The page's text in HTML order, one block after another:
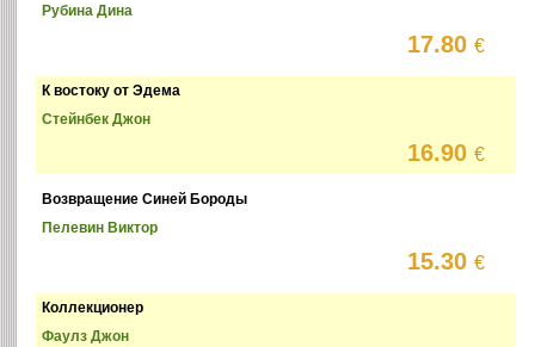
Рубина Дина
17.80€
К востоку от Эдема
Стейнбек Джон
16.90€
Возвращение Синей Бороды
Пелевин Виктор
15.30€
Коллекционер
Фаулз Джон